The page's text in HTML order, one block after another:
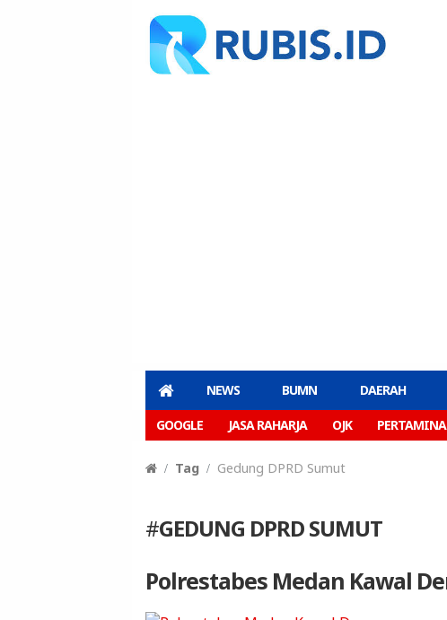
NEWS BUMN DAERAH
GOOGLE JASA RAHARJA OJK PERTAMINA
Tag Gedung DPRD Sumut
#GEDUNG DPRD SUMUT
Polrestabes Medan Kawal